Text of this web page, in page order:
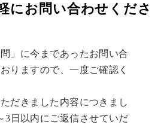
にお問い合わせくださ
問」に今まであったお問い合
りますので、一度ご確認く
だきました内容につきまし
3日以内にご返信させていだ